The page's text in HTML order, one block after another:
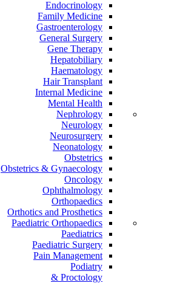
Endocrinology
Family Medicine
Gastroenterology
General Surgery
Gene Therapy
Hepatobiliary
Haematology
Hair Transplant
Internal Medicine
Mental Health
Nephrology
Neurology
Neurosurgery
Neonatology
Obstetrics
Obstetrics & Gynaecology
Oncology
Ophthalmology
Orthopaedics
Orthotics and Prosthetics
Paediatric Orthopaedics
Paediatrics
Paediatric Surgery
Pain Management
Podiatry
Proctology &